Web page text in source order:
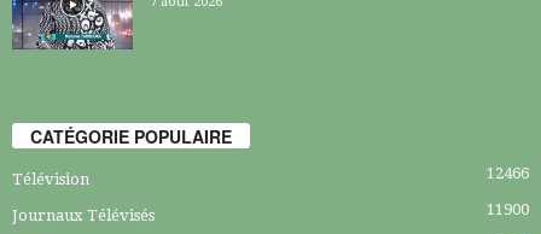
CATÉGORIE POPULAIRE
Télévision 12466
Journaux Télévisés 11900